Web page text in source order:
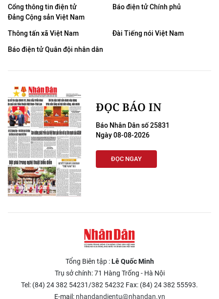
Cổng thông tin điện tử
Đảng Cộng sản Việt Nam
Báo điện tử Chính phủ
Thông tấn xã Việt Nam
Đài Tiếng nói Việt Nam
Báo điện tử Quân đội nhân dân
ĐỌC BÁO IN
Báo Nhân Dân số 25831
Ngày 08-08-2026
ĐỌC NGAY
Tổng Biên tập :Lê Quốc Minh
Trụ sở chính: 71 Hàng Trống - Hà Nội
Tel: (84) 24 382 54231/382 54232 Fax: (84) 24 382 55593.
E-mail: nhandandientu@nhandan.vn